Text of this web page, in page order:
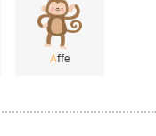
Affe